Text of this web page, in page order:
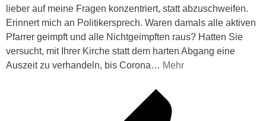
lieber auf meine Fragen konzentriert, statt abzuschweifen.
Erinnert mich an Politikersprech. Waren damals alle aktiven
Pfarrer geimpft und alle Nichtgeimpften raus? Hatten Sie
versucht, mit Ihrer Kirche statt dem harten Abgang eine
Auszeit zu verhandeln, bis Corona… Mehr